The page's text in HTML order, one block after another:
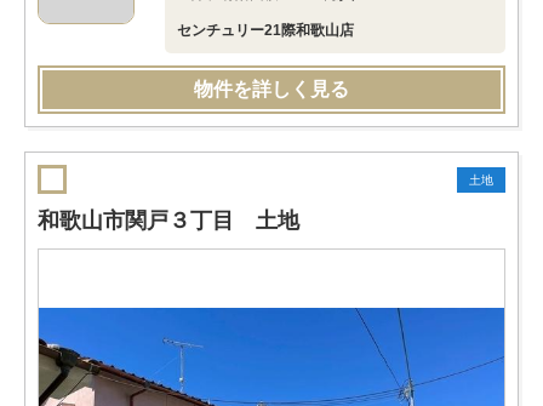
センチュリー21際和歌山店
物件を詳しく見る
土地
和歌山市関戸３丁目 土地